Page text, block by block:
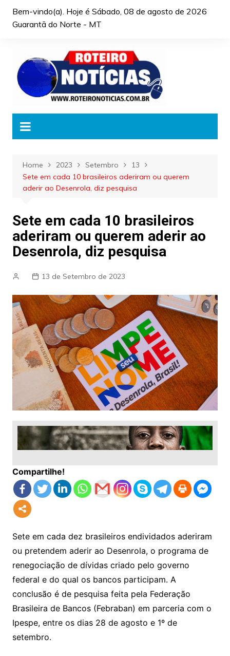
Bem-vindo(a). Hoje é Sábado, 08 de agosto de 2026
Guarantã do Norte - MT
Home 2023 Setembro
13
Sete em cada 10 brasileiros aderiram ou querem
aderir ao Desenrola, diz pesquisa
Sete em cada 10 brasileiros
aderiram ou querem aderir ao
Desenrola, diz pesquisa
13 de Setembro de 2023
Compartilhe!
Sete em cada dez brasileiros endividados aderiram
ou pretendem aderir ao Desenrola, o programa de
renegociação de dívidas criado pelo governo
federal e do qual os bancos participam. A
conclusão é de pesquisa feita pela Federação
Brasileira de Bancos (Febraban) em parceria com o
Ipespe, entre os dias 28 de agosto e 1º de
setembro.